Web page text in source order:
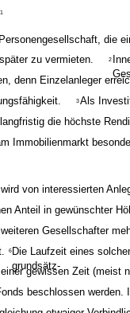
1
die
zu vermieten.
2
denn Einzelanleger
3Als
die höchste
Immobilienmarkt
von interessierten
Anteil in gewünschter
Gesellschafter
6 Die Laufzeit eines
grundsätz-
gewissen Zeit (meist
beschlossen werden.